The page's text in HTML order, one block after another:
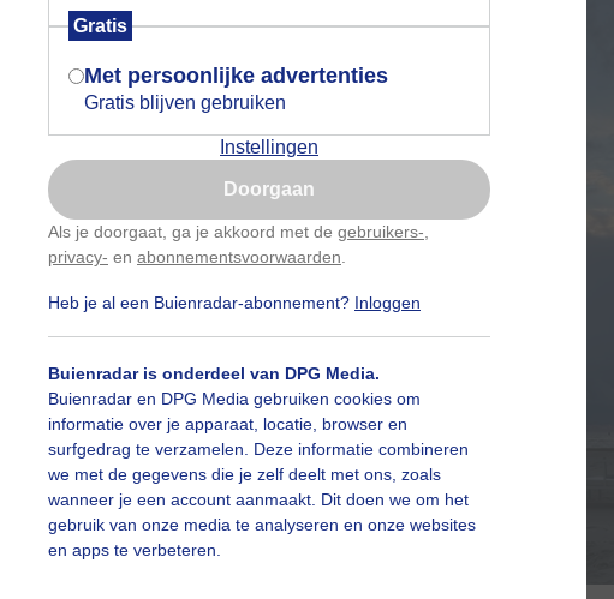
Gratis
Met persoonlijke advertenties
Gratis blijven gebruiken
Instellingen
Doorgaan
Als je doorgaat, ga je akkoord met de gebruikers-
privacy- en abonnementsvoorwaarden
Heb je al een Buienradar-abonnement? Inloggen
Buienradar is onderdeel van DPG Media.
Buienradar en DPG Media gebruiken cookies om
informatie over je apparaat, locatie, browser en
surfgedrag te verzamelen. Deze informatie combineren
we met de gegevens die je zelf deelt met ons, zoals
wanneer je een account aanmaakt. Dit doen we om het
gebruik van onze media te analyseren en onze websites
en apps te verbeteren.
Indien je hier nog geen akkoord op hebt
gegeven, verschijnt er zo een pop-up uit
je browser waarin deze toestemming
gevraagd wordt.
Is goed, toon de popup
Nu niet, misschien later
Gebruik je Safari en wil je niet elke dag deze pop-up
Klikhierom dit aan te passen